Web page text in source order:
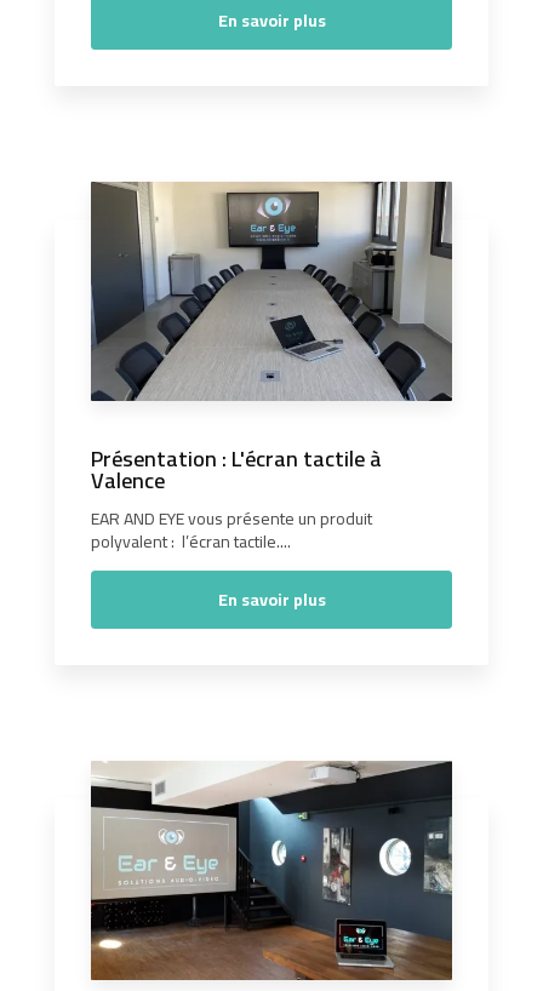
En savoir plus
Présentation : L'écran tactile à
Valence
EAR AND EYE vous présente un produit
polyvalent : l’écran tactile....
En savoir plus